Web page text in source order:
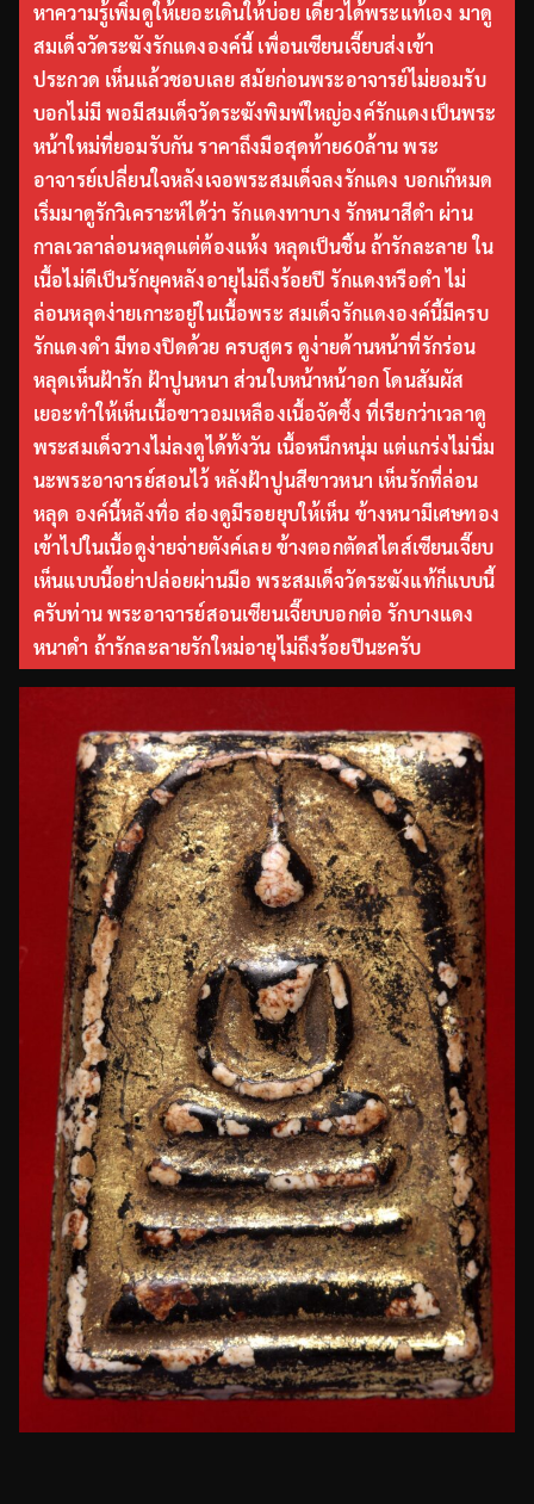
หาความรู้เพิ่มดูให้เยอะเดินให้บ่อย เดี๋ยวได้พระแท้เอง มาดู
สมเด็จวัดระฆังรักแดงองค์นี้ เพื่อนเซียนเจี๊ยบส่งเข้า
ประกวด เห็นแล้วชอบเลย สมัยก่อนพระอาจารย์ไม่ยอมรับ
บอกไม่มี พอมีสมเด็จวัดระฆังพิมพ์ใหญ่องค์รักแดงเป็นพระ
หน้าใหม่ที่ยอมรับกัน ราคาถึงมือสุดท้าย60ล้าน พระ
อาจารย์เปลี่ยนใจหลังเจอพระสมเด็จลงรักแดง บอกเก๊หมด
เริ่มมาดูรักวิเคราะห์ได้ว่า รักแดงทาบาง รักหนาสีดำ ผ่าน
กาลเวลาล่อนหลุดแต่ต้องแห้ง หลุดเป็นชิ้น ถ้ารักละลาย ใน
เนื้อไม่ดีเป็นรักยุคหลังอายุไม่ถึงร้อยปี รักแดงหรือดำ ไม่
ล่อนหลุดง่ายเกาะอยู่ในเนื้อพระ สมเด็จรักแดงองค์นี้มีครบ
รักแดงดำ มีทองปิดด้วย ครบสูตร ดูง่ายด้านหน้าที่รักร่อน
หลุดเห็นฝ้ารัก ฝ้าปูนหนา ส่วนใบหน้าหน้าอก โดนสัมผัส
เยอะทำให้เห็นเนื้อขาวอมเหลืองเนื้อจัดซึ้ง ที่เรียกว่าเวลาดู
พระสมเด็จวางไม่ลงดูได้ทั้งวัน เนื้อหนึกหนุ่ม แต่แกร่งไม่นิ่ม
นะพระอาจารย์สอนไว้ หลังฝ้าปูนสีขาวหนา เห็นรักที่ล่อน
หลุด องค์นี้หลังทื่อ ส่องดูมีรอยยุบให้เห็น ข้างหนามีเศษทอง
เข้าไปในเนื้อดูง่ายจ่ายตังค์เลย ข้างตอกตัดสไตส์เซียนเจี๊ยบ
เห็นแบบนี้อย่าปล่อยผ่านมือ พระสมเด็จวัดระฆังแท้ก็แบบนี้
ครับท่าน พระอาจารย์สอนเซียนเจี๊ยบบอกต่อ รักบางแดง
หนาดำ ถ้ารักละลายรักใหม่อายุไม่ถึงร้อยปีนะครับ